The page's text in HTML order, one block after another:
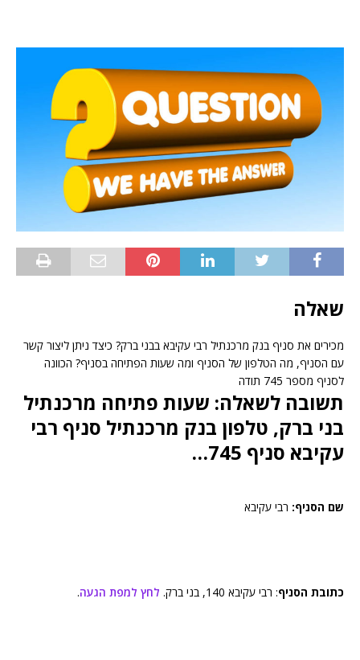
שאלה
מכירים את סניף בנק מרכנתיל רבי עקיבא בבני ברק? כיצד ניתן ליצור קשר
עם הסניף, מה הטלפון של הסניף ומה שעות הפתיחה בסניף? הכוונה
לסניף מספר 745 תודה
תשובה לשאלה: שעות פתיחה מרכנתיל
בני ברק, טלפון בנק מרכנתיל סניף רבי
עקיבא סניף 745…
שם הסניף: רבי עקיבא
כתובת הסניף: רבי עקיבא 140, בני ברק. לחץ למפת הגעה.